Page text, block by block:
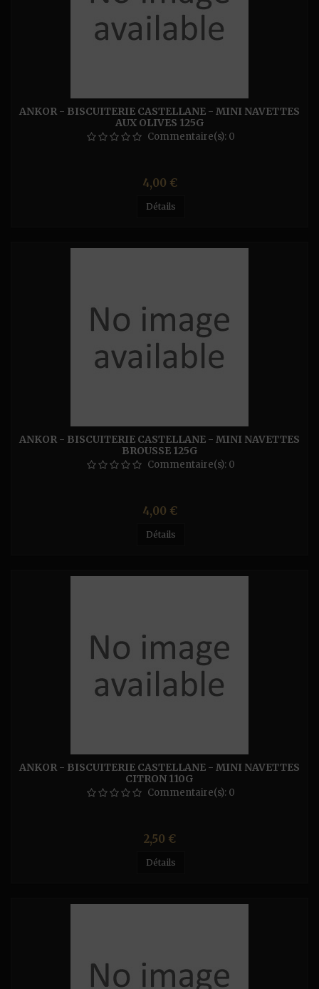
ANKOR - BISCUITERIE CASTELLANE - MINI NAVETTES
AUX OLIVES 125G
Commentaire(s): 0
Prix
4,00 €
Détails
ANKOR - BISCUITERIE CASTELLANE - MINI NAVETTES
BROUSSE 125G
Commentaire(s): 0
Prix
4,00 €
Détails
ANKOR - BISCUITERIE CASTELLANE - MINI NAVETTES
CITRON 110G
Commentaire(s): 0
Prix
2,50 €
Détails